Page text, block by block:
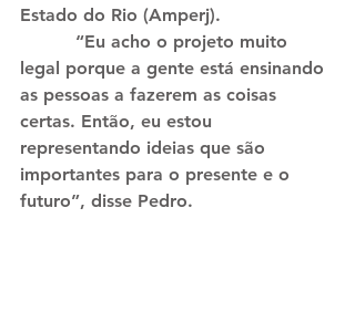
Estado do Rio (Amperj).
legal porque a gente está ensinando
as pessoas a fazerem as coisas
certas. Então, eu estou
representando ideias que são
importantes para o presente e o
futuro”, disse Pedro.